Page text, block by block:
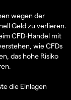
wegen der
Geld zu verlieren.
CFD-Handel mit
wie CFDs
das hohe Risiko
die Einlagen